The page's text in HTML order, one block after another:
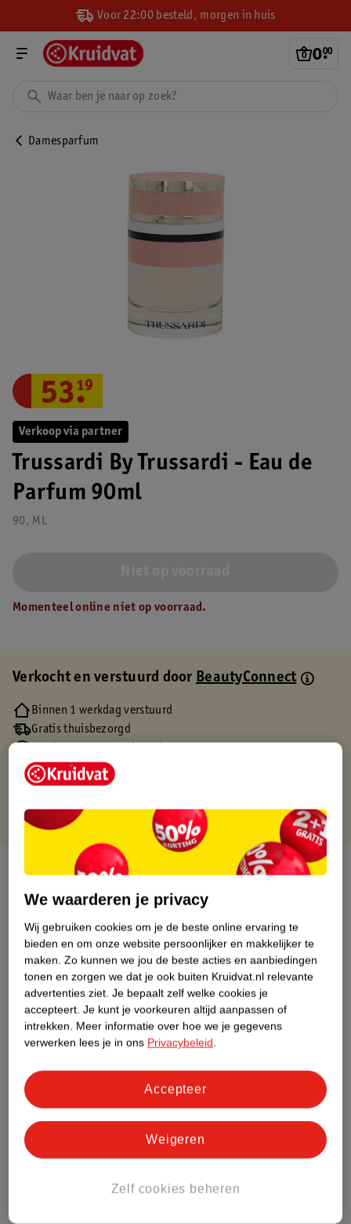
Voor 22:00 besteld, morgen in huis
0.
00
Damesparfum
Verkoop via partner
Trussardi By Trussardi - Eau de
Parfum 90ml
90, ML
53.
19
Momenteel online niet op voorraad.
Verkocht en verstuurd doorBeautyConnect
Binnen 1 werkdag verstuurd
Gratis thuisbezorgd
Gratis punten met je Kruidvat kaart
Over dit product
Productinformatie
Nature Impact Score
Dit product heeft (nog) geen Nature
Impact Score.
Meer informatie
Bestel & Bezorginformatie
Bekijk ook
We waarderen je privacy
Wij gebruiken cookies om je de beste online ervaring te
bieden en om onze website persoonlijker en makkelijker te
maken. Zo kunnen we jou de beste acties en aanbiedingen
tonen en zorgen we dat je ook buiten Kruidvat.nl relevante
advertenties ziet. Je bepaalt zelf welke cookies je
accepteert. Je kunt je voorkeuren altijd aanpassen of
intrekken. Meer informatie over hoe we je gegevens
verwerken lees je in ons Privacybeleid.
Zelf cookies beheren
Weigeren
Accepteer